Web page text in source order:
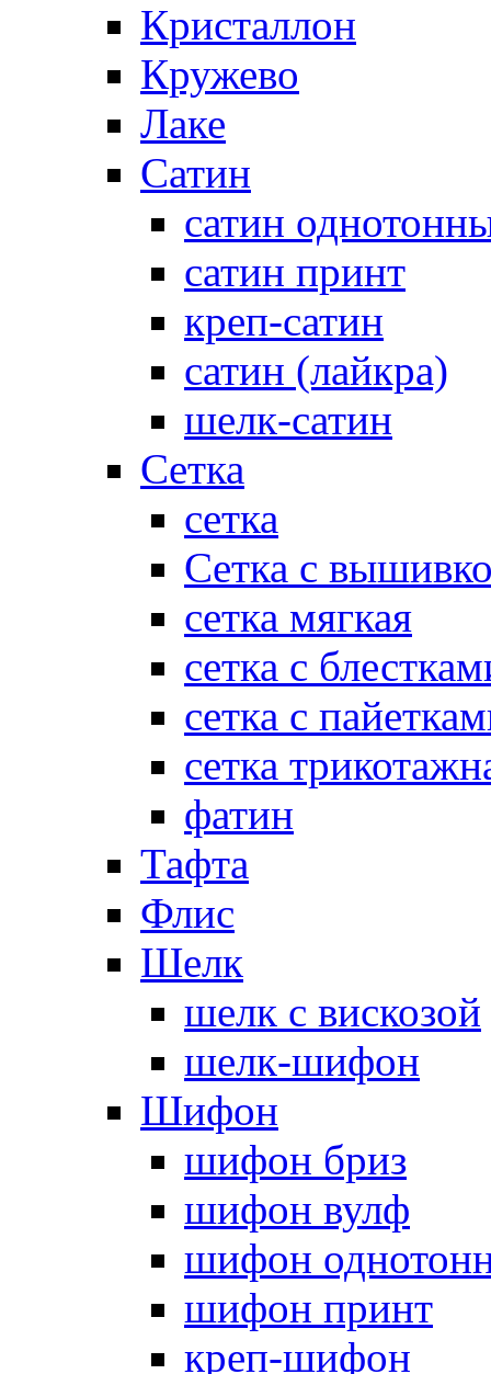
Кристаллон
Кружево
Лаке
Сатин
сатин
сатин принт
креп-сатин
сатин (лайкра)
шелк-сатин
Сетка
сетка
Сетка с
сетка мягкая
сетка с
сетка с
сетка
фатин
Тафта
Флис
Шелк
шелк с вискозой
шелк-шифон
Шифон
шифон бриз
шифон вулф
шифон
шифон принт
креп-шифон